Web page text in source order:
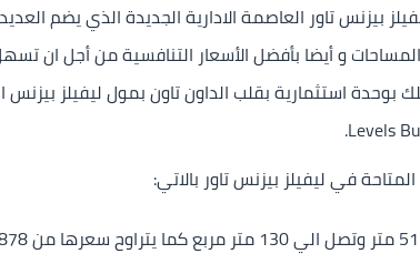
بيزنس تاور العاصمة الادارية الجديدة الذي يضم
المساحات و أيضا بأفضل الأسعار التنافسية من أجل ان
بوحدة استثمارية بقلب الداون تاون بمول ليفيلز بيزنس
Levels
في ليفيلز بيزنس تاور بالاتي: